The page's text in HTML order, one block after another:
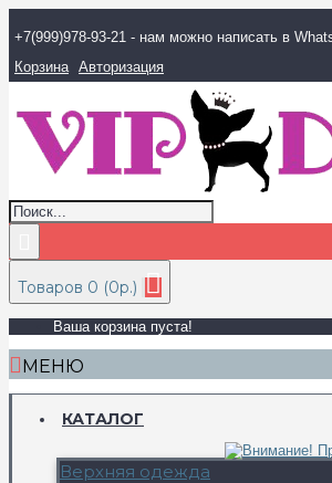
+7(999)978-93-21 - нам можно написать в
Корзина Авторизация
Товаров 0 (0р.)
Ваша корзина пуста!
МЕНЮ
КАТАЛОГ
Верхняя одежда